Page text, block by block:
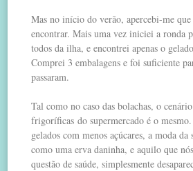
Mas no início do verão, apercebi-me
encontrar. Mais uma vez iniciei a ronda
todos da ilha, e encontrei apenas o
Comprei 3 embalagens e foi suficiente
passaram.
Tal como no caso das bolachas, o
frigoríficas do supermercado é o
gelados com menos açúcares, a moda da
como uma erva daninha, e aquilo que
questão de saúde, simplesmente